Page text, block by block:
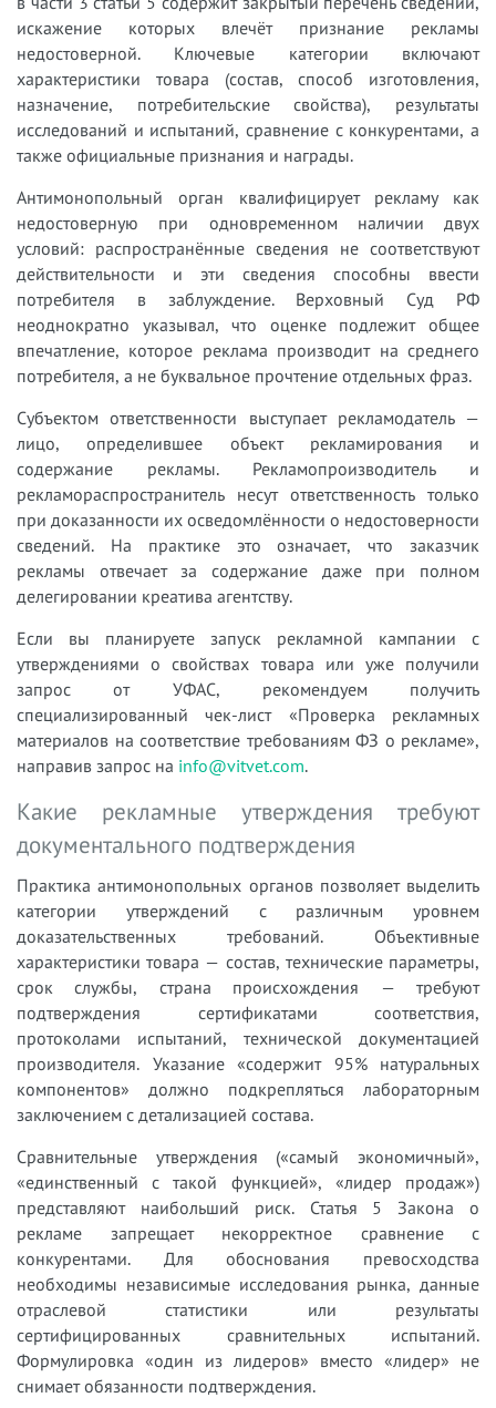
искажение которых влечёт признание рекламы
недостоверной. Ключевые категории включают
характеристики товара (состав, способ изготовления,
назначение, потребительские свойства), результаты
исследований и испытаний, сравнение с конкурентами, а
также официальные признания и награды.
Антимонопольный орган квалифицирует рекламу как
недостоверную при одновременном наличии двух
условий: распространённые сведения не соответствуют
действительности и эти сведения способны ввести
потребителя в заблуждение. Верховный Суд РФ
неоднократно указывал, что оценке подлежит общее
впечатление, которое реклама производит на среднего
потребителя, а не буквальное прочтение отдельных фраз.
Субъектом ответственности выступает рекламодатель —
лицо, определившее объект рекламирования и
содержание рекламы. Рекламопроизводитель и
рекламораспространитель несут ответственность только
при доказанности их осведомлённости о недостоверности
сведений. На практике это означает, что заказчик
рекламы отвечает за содержание даже при полном
делегировании креатива агентству.
Если вы планируете запуск рекламной кампании с
утверждениями о свойствах товара или уже получили
запрос от УФАС, рекомендуем получить
специализированный чек-лист «Проверка рекламных
материалов на соответствие требованиям ФЗ о рекламе»,
направив запрос на info@vitvet.com.
Какие рекламные утверждения требуют
документального подтверждения
Практика антимонопольных органов позволяет выделить
категории утверждений с различным уровнем
доказательственных требований. Объективные
характеристики товара — состав, технические параметры,
срок службы, страна происхождения — требуют
подтверждения сертификатами соответствия,
протоколами испытаний, технической документацией
производителя. Указание «содержит 95% натуральных
компонентов» должно подкрепляться лабораторным
заключением с детализацией состава.
Сравнительные утверждения («самый экономичный»,
«единственный с такой функцией», «лидер продаж»)
представляют наибольший риск. Статья 5 Закона о
рекламе запрещает некорректное сравнение с
конкурентами. Для обоснования превосходства
необходимы независимые исследования рынка, данные
отраслевой статистики или результаты
сертифицированных сравнительных испытаний.
Формулировка «один из лидеров» вместо «лидер» не
снимает обязанности подтверждения.